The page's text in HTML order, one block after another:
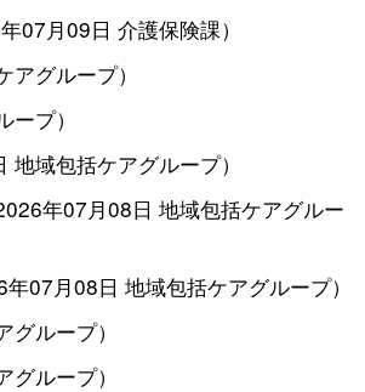
07月09日 介護保険課）
アグループ）
ープ）
地域包括ケアグループ）
年07月08日 地域包括ケアグルー
年07月08日 地域包括ケアグループ）
グループ）
グループ）